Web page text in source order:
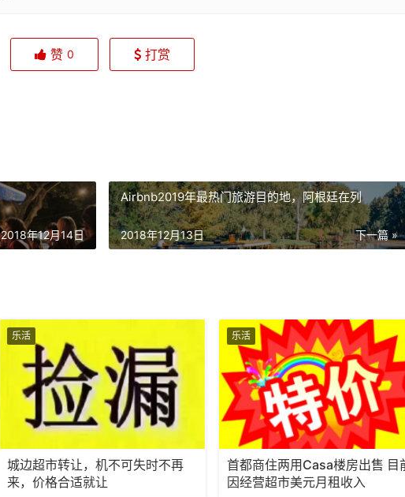
赞 0 打赏
2018年12月14日
Airbnb2019年最热门旅游目的地，阿根廷在列
下一篇 »
2018年12月13日
乐活
城边超市转让，机不可失时不再
来，价格合适就让
乐活
首都商住两用Casa楼房出售 目前
因经营超市美元月租收入